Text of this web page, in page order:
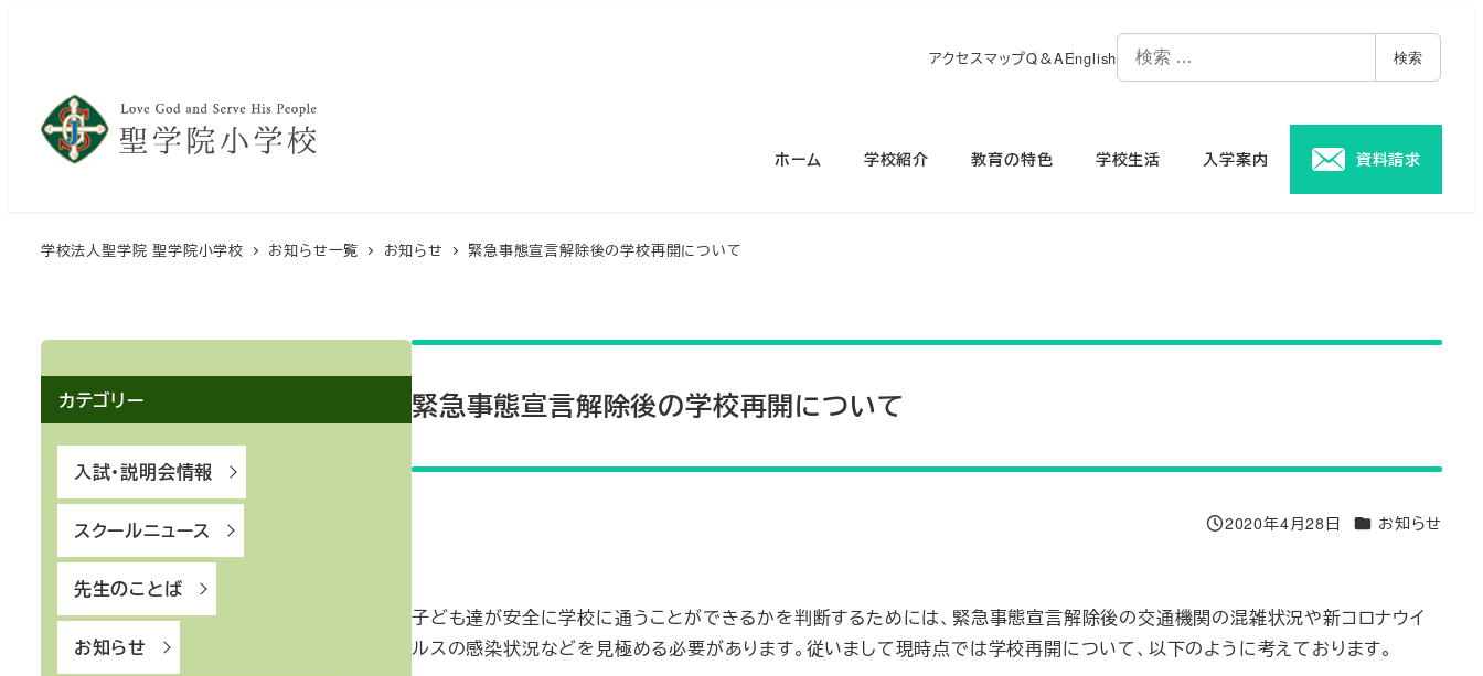
検索
アクセスマップQ＆AEnglish
ホーム 学校紹介 教育の特色 学校生活 入学案内 資料請求
学校法人聖学院 聖学院小学校 お知らせ一覧 お知らせ 緊急事態宣言解除後の学校再開について
緊急事態宣言解除後の学校再開について
投稿日
2020年4月28日 カテゴリー
お知らせ
子ども達が安全に学校に通うことができるかを判断するためには、緊急事態宣言解除後の交通機関の混雑状況や新コロナウイ
ルスの感染状況などを見極める必要があります。従いまして現時点では学校再開について、以下のように考えております。
カテゴリー
入試・説明会情報
スクールニュース
先生のことば
お知らせ